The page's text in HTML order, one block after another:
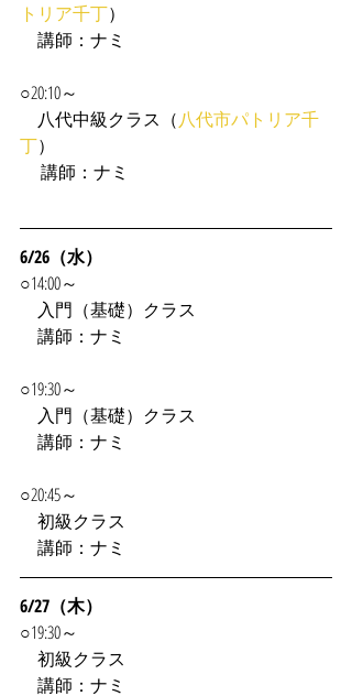
トリア千丁）
講師：ナミ
○20:10～
八代中級クラス（八代市パトリア千
丁）
講師：ナミ
6/26（水）
○14:00～
入門（基礎）クラス
講師：ナミ
○19:30～
入門（基礎）クラス
講師：ナミ
○20:45～
初級クラス
講師：ナミ
6/27（木）
○19:30～
初級クラス
講師：ナミ